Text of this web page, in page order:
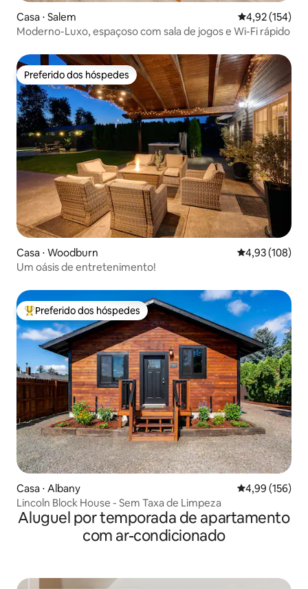
Casa ⋅ Salem 4,92 de uma
4,92 (154)
Moderno-Luxo, espaçoso com sala de jogos e Wi-Fi rápido
Preferido dos hóspedes
Preferido dos hóspedes
Casa ⋅ Woodburn 4,93 de uma
4,93 (108)
Um oásis de entretenimento!
Entre os melhores preferidos dos hóspedes
Preferido dos hóspedes
Casa ⋅ Albany 4,99 de uma
4,99 (156)
Lincoln Block House - Sem Taxa de Limpeza
Aluguel por temporada de apartamento
com ar-condicionado